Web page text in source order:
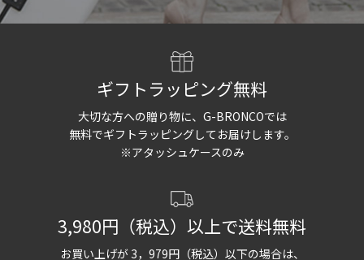
ギフトラッピング無料
大切な方への贈り物に、G-BRONCOでは
無料でギフトラッピングしてお届けします。
※アタッシュケースのみ
3,980円（税込）以上で送料無料
お買い上げが 3，979円（税込）以下の場合は、